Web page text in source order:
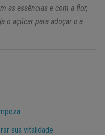
as essências e com a flor,
o açúcar para adoçar e a
sua vitalidade